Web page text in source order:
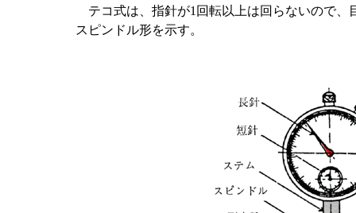
テコ式は、指針が1回転以上は回らないので、
スピンドル形を示す。